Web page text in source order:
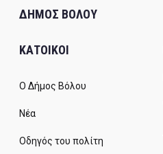
ΔΗΜΟΣ ΒΟΛΟΥ
ΚΑΤΟΙΚΟΙ
Ο Δήμος Βόλου
Νέα
Οδηγός του πολίτη